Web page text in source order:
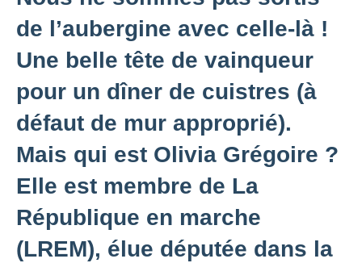
de l’aubergine avec celle-là !
Une belle tête de vainqueur
pour un dîner de cuistres (à
défaut de mur approprié).
Mais qui est Olivia Grégoire ?
Elle est membre de La
République en marche
(LREM), élue députée dans la